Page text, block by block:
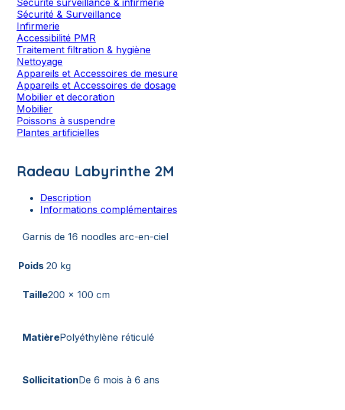
Sécurité surveillance & infirmerie
Sécurité & Surveillance
Infirmerie
Accessibilité PMR
Traitement filtration & hygiène
Nettoyage
Appareils et Accessoires de mesure
Appareils et Accessoires de dosage
Mobilier et decoration
Mobilier
Poissons à suspendre
Plantes artificielles
Radeau Labyrinthe 2M
Description
Informations complémentaires
Garnis de 16 noodles arc-en-ciel
Poids 20 kg
Taille200 x 100 cm
MatièrePolyéthylène réticulé
SollicitationDe 6 mois à 6 ans